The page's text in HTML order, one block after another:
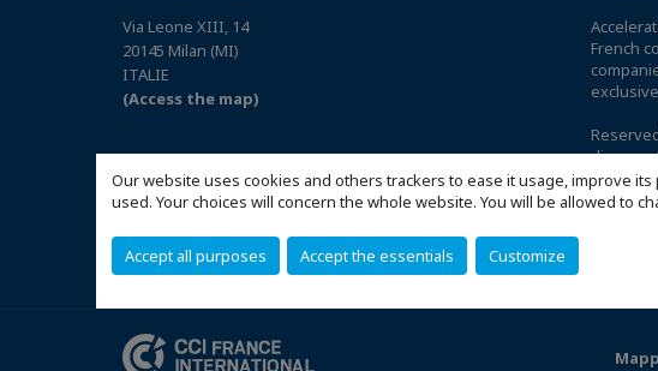
Our website uses cookies and others trackers to ease it usage, improve
used. Your choices will concern the whole website. You will be allowed to
Accept all purposes Accept the essentials Customize
Via Leone XIII, 14
20145 Milan (MI)
ITALIE
(Access the map)
French
discover